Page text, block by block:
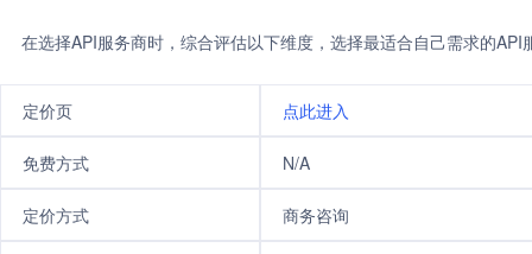
在选择API服务商时，综合评估以下维度，选择最适合自己需求的
定价页 点此进入
免费方式 N/A
定价方式 商务咨询